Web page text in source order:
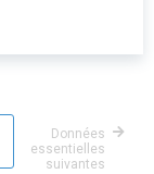
Données
essentielles
suivantes